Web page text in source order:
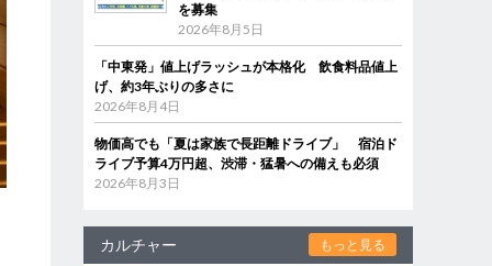
を募集
2026年8月5日
「中東発」値上げラッシュが本格化 飲食料品値上
げ、約3年ぶりの多さに
2026年8月4日
物価高でも「夏は家族で長距離ドライブ」 宿泊ド
ライブ予算4万円超、渋滞・猛暑への備えも必須
2026年8月3日
カルチャー もっと見る